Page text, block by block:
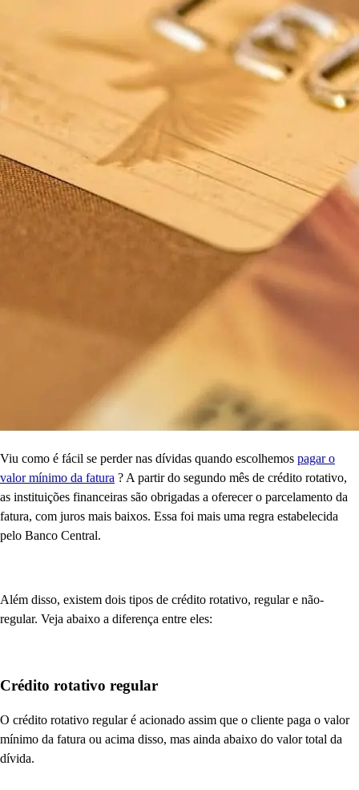
Viu como é fácil se perder nas dívidas quando escolhemos pagar o
valor mínimo da fatura ? A partir do segundo mês de crédito rotativo,
as instituições financeiras são obrigadas a oferecer o parcelamento da
fatura, com juros mais baixos. Essa foi mais uma regra estabelecida
pelo Banco Central.
Além disso, existem dois tipos de crédito rotativo, regular e não-
regular. Veja abaixo a diferença entre eles:
Crédito rotativo regular
O crédito rotativo regular é acionado assim que o cliente paga o valor
mínimo da fatura ou acima disso, mas ainda abaixo do valor total da
dívida.